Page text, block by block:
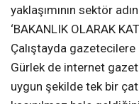
yaklaşımının sektör
‘BAKANLIK OLARAK
Çalıştayda gazetecilere
Gürlek de internet
uygun şekilde tek bir